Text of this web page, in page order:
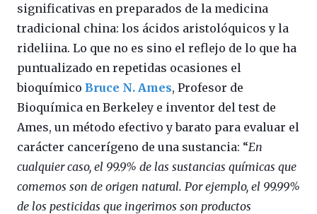
significativas en preparados de la medicina
tradicional china: los ácidos aristolóquicos y la
rideliina. Lo que no es sino el reflejo de lo que ha
puntualizado en repetidas ocasiones el
bioquímico Bruce N. Ames, Profesor de
Bioquímica en Berkeley e inventor del test de
Ames, un método efectivo y barato para evaluar el
carácter cancerígeno de una sustancia: “En
cualquier caso, el 99.9% de las sustancias químicas que
comemos son de origen natural. Por ejemplo, el 99.99%
de los pesticidas que ingerimos son productos